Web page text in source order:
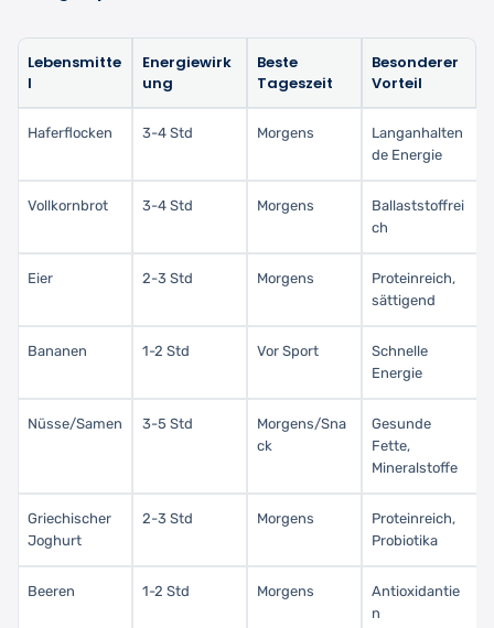
Lebensmitte
l
Energiewirk
ung
Beste
Tageszeit
Besonderer
Vorteil
Haferflocken 3-4 Std Morgens
Langanhalten
de Energie
Vollkornbrot 3-4 Std Morgens
Ballaststoffrei
ch
Eier 2-3 Std Morgens
Proteinreich,
sättigend
Bananen 1-2 Std Vor Sport
Schnelle
Energie
Nüsse/Samen 3-5 Std
Morgens/Sna
ck
Gesunde
Fette,
Mineralstoffe
Griechischer
Joghurt
2-3 Std Morgens
Proteinreich,
Probiotika
Beeren 1-2 Std Morgens
Antioxidantie
n